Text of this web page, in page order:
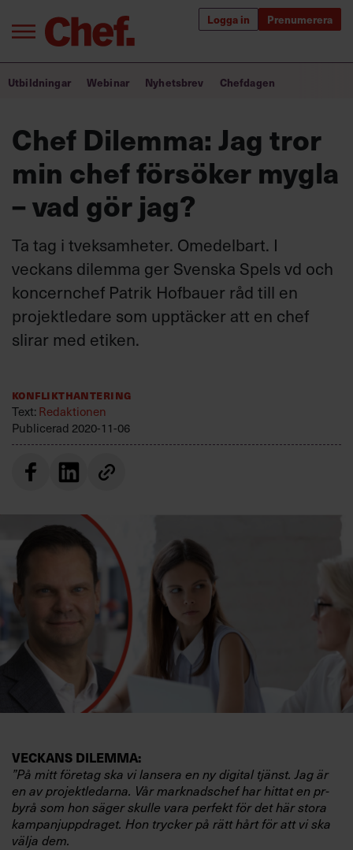
Logga in Prenumerera
Logga in
Prenumerera
Annonsera
Om oss
Kontakta oss
Kundservice
Sök
efter:
Bra ledare förändrar världen
Utbildning för ledare
Chefakademin+
Populära utbildningar
Utbildningar Webinar Nyhetsbrev Chefdagen
Chef Dilemma: Jag tror
min chef försöker mygla
– vad gör jag?
Ta tag i tveksamheter. Omedelbart. I
veckans dilemma ger Svenska Spels vd och
koncernchef Patrik Hofbauer råd till en
projektledare som upptäcker att en chef
slirar med etiken.
Konflikthantering
Text:Redaktionen
Publicerad 2020-11-06
VECKANS DILEMMA:
”På mitt företag ska vi lansera en ny digital tjänst. Jag är
en av projektledarna. Vår marknadschef har hittat en pr-
byrå som hon säger skulle vara perfekt för det här stora
kampanjuppdraget. Hon trycker på rätt hårt för att vi ska
välja dem.